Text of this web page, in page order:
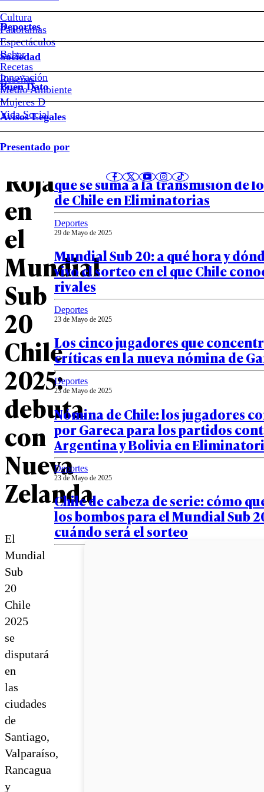
Cultura
Panoramas
Espectáculos
Beber
Recetas
Reseñas
Deportes
Sociedad
Innovación
Medio Ambiente
Mujeres D
Vida Social
Buen Dato
Avisos Legales
Presentado por
Estos
son
los
rivales
de
La
Roja
en
el
Mundial
Sub
20
Chile
2025:
debuta
con
Nueva
Zelanda
El
Mundial
Sub
20
Chile
2025
se
disputará
en
las
ciudades
de
Santiago,
Valparaíso,
Rancagua
y
Notas relacionadas
29 de Mayo de 2025
¿La Roja cambia de canal? la
que se suma a la transmisión de
de Chile en Eliminatorias
Deportes
29 de Mayo de 2025
Mundial Sub 20: a qué hora y
vivo el sorteo en el que Chile
rivales
Deportes
23 de Mayo de 2025
Los cinco jugadores que
críticas en la nueva nómina de
Deportes
23 de Mayo de 2025
Nómina de Chile: los jugadores
por Gareca para los partidos
Argentina y Bolivia en
Deportes
23 de Mayo de 2025
Chile de cabeza de serie: cómo
los bombos para el Mundial Sub
cuándo será el sorteo